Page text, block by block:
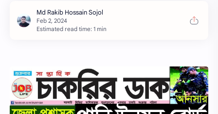
Estimated read time: 1 min